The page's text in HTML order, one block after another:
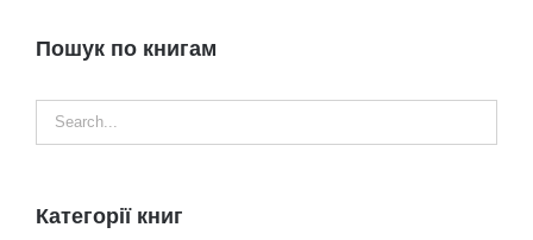
Пошук по книгам
Категорії книг